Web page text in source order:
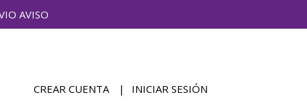
AVISO
CREAR CUENTA INICIAR SESIÓN